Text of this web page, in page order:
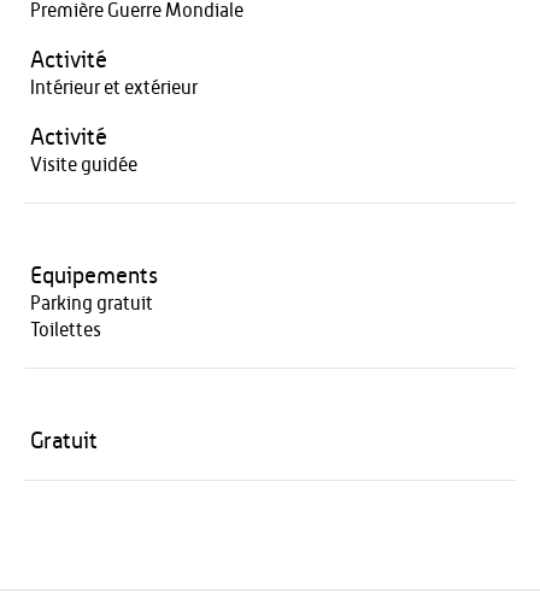
Première Guerre Mondiale
Activité
Intérieur et extérieur
Activité
Visite guidée
Equipements
Parking gratuit
Toilettes
Gratuit